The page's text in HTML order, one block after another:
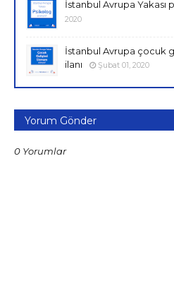
İstanbul Avrupa Yakası
2020
İstanbul Avrupa çocuk
ilanı
Şubat 01, 2020
Yorum Gönder
0 Yorumlar